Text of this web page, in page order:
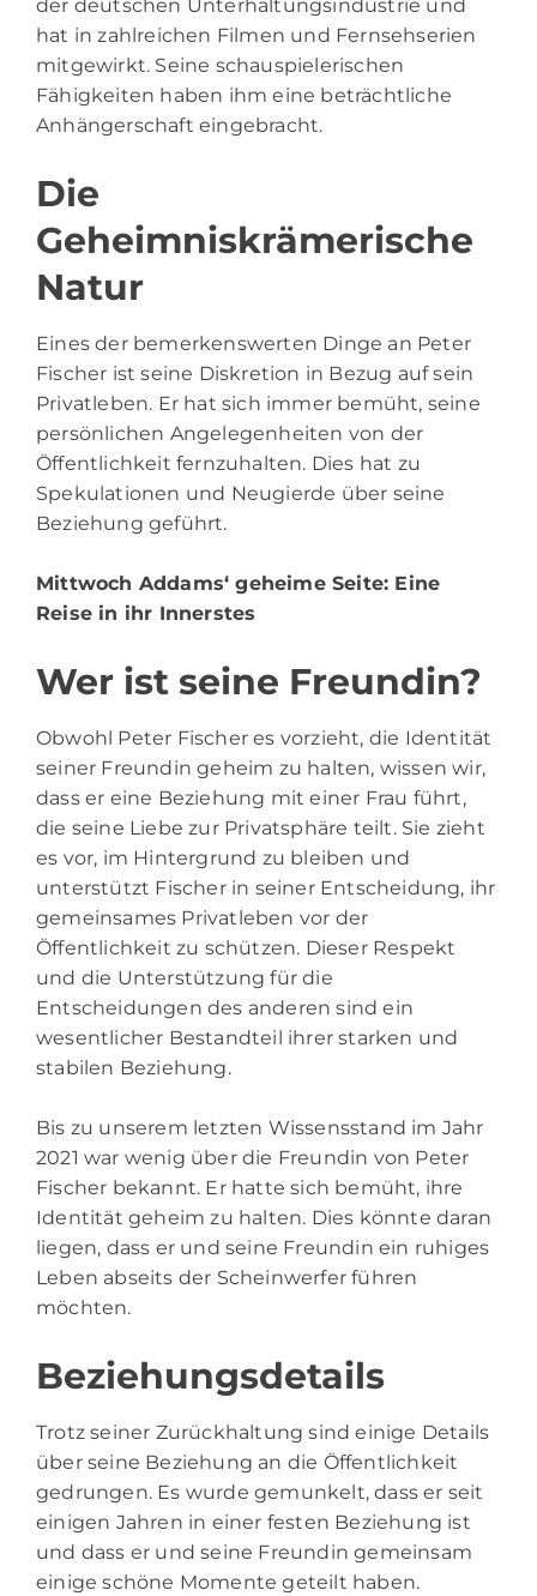
der deutschen Unterhaltungsindustrie und
hat in zahlreichen Filmen und Fernsehserien
mitgewirkt. Seine schauspielerischen
Fähigkeiten haben ihm eine beträchtliche
Anhängerschaft eingebracht.
Die
Geheimniskrämerische
Natur
Eines der bemerkenswerten Dinge an Peter
Fischer ist seine Diskretion in Bezug auf sein
Privatleben. Er hat sich immer bemüht, seine
persönlichen Angelegenheiten von der
Öffentlichkeit fernzuhalten. Dies hat zu
Spekulationen und Neugierde über seine
Beziehung geführt.
Mittwoch Addams‘ geheime Seite: Eine
Reise in ihr Innerstes
Wer ist seine Freundin?
Obwohl Peter Fischer es vorzieht, die Identität
seiner Freundin geheim zu halten, wissen wir,
dass er eine Beziehung mit einer Frau führt,
die seine Liebe zur Privatsphäre teilt. Sie zieht
es vor, im Hintergrund zu bleiben und
unterstützt Fischer in seiner Entscheidung, ihr
gemeinsames Privatleben vor der
Öffentlichkeit zu schützen. Dieser Respekt
und die Unterstützung für die
Entscheidungen des anderen sind ein
wesentlicher Bestandteil ihrer starken und
stabilen Beziehung.
Bis zu unserem letzten Wissensstand im Jahr
2021 war wenig über die Freundin von Peter
Fischer bekannt. Er hatte sich bemüht, ihre
Identität geheim zu halten. Dies könnte daran
liegen, dass er und seine Freundin ein ruhiges
Leben abseits der Scheinwerfer führen
möchten.
Beziehungsdetails
Trotz seiner Zurückhaltung sind einige Details
über seine Beziehung an die Öffentlichkeit
gedrungen. Es wurde gemunkelt, dass er seit
einigen Jahren in einer festen Beziehung ist
und dass er und seine Freundin gemeinsam
einige schöne Momente geteilt haben.